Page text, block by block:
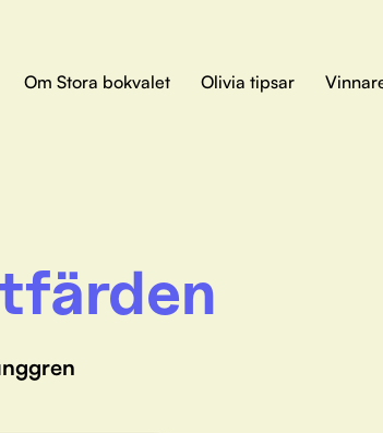
Om Stora bokvalet Olivia tipsar